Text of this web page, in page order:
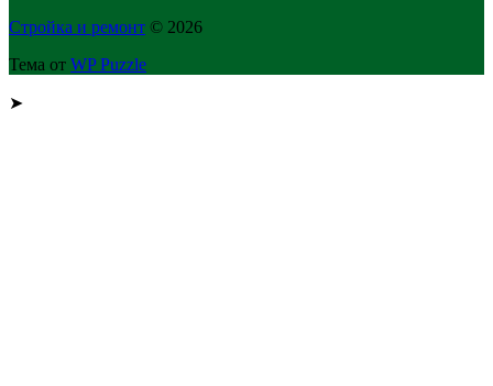
Стройка и ремонт © 2026
Тема от WP Puzzle
➤